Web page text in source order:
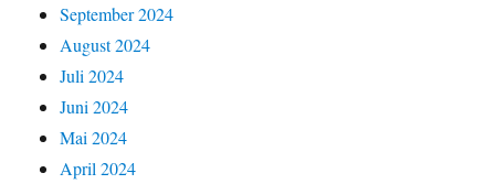
September 2024
August 2024
Juli 2024
Juni 2024
Mai 2024
April 2024